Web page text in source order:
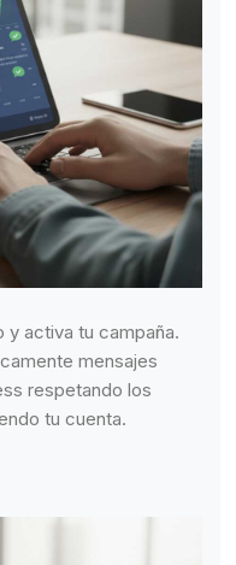
y activa tu campaña.
mensajes
respetando los
tu cuenta.